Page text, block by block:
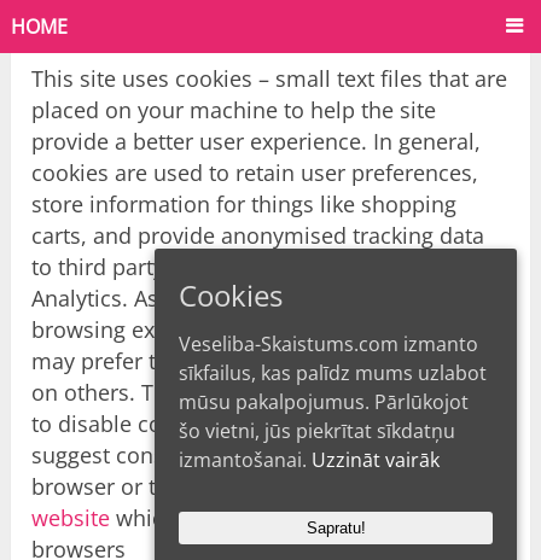
HOME
This site uses cookies – small text files that are
placed on your machine to help the site
provide a better user experience. In general,
cookies are used to retain user preferences,
store information for things like shopping
carts, and provide anonymised tracking data
to third party applications like Google
Analytics. As a rule, cookies will make your
browsing experience better. However, you
may prefer to disable cookies on this site and
on others. The most effective way to do this is
to disable cookies in your browser. We
suggest consulting the Help section of your
browser or taking a look at
website which offers guidance for all modern
browsers
Cookies
Veseliba-Skaistums.com izmanto
sīkfailus, kas palīdz mums uzlabot
mūsu pakalpojumus. Pārlūkojot
šo vietni, jūs piekrītat sīkdatņu
izmantošanai. Uzzināt vairāk
Sapratu!